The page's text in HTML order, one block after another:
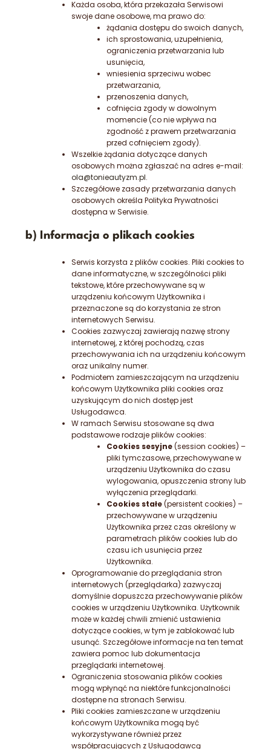
Każda osoba, która przekazała Serwisowi
swoje dane osobowe, ma prawo do:
żądania dostępu do swoich danych,
ich sprostowania, uzupełnienia,
ograniczenia przetwarzania lub
usunięcia,
wniesienia sprzeciwu wobec
przetwarzania,
przenoszenia danych,
cofnięcia zgody w dowolnym
momencie (co nie wpływa na
zgodność z prawem przetwarzania
przed cofnięciem zgody).
Wszelkie żądania dotyczące danych
osobowych można zgłaszać na adres e-mail:
ola@tonieautyzm.pl.
Szczegółowe zasady przetwarzania danych
osobowych określa Polityka Prywatności
dostępna w Serwisie.
b) Informacja o plikach cookies
Serwis korzysta z plików cookies. Pliki cookies to
dane informatyczne, w szczególności pliki
tekstowe, które przechowywane są w
urządzeniu końcowym Użytkownika i
przeznaczone są do korzystania ze stron
internetowych Serwisu.
Cookies zazwyczaj zawierają nazwę strony
internetowej, z której pochodzą, czas
przechowywania ich na urządzeniu końcowym
oraz unikalny numer.
Podmiotem zamieszczającym na urządzeniu
końcowym Użytkownika pliki cookies oraz
uzyskującym do nich dostęp jest
Usługodawca.
W ramach Serwisu stosowane są dwa
podstawowe rodzaje plików cookies:
Cookies sesyjne(session cookies) –
pliki tymczasowe, przechowywane w
urządzeniu Użytkownika do czasu
wylogowania, opuszczenia strony lub
wyłączenia przeglądarki.
Cookies stałe(persistent cookies) –
przechowywane w urządzeniu
Użytkownika przez czas określony w
parametrach plików cookies lub do
czasu ich usunięcia przez
Użytkownika.
Oprogramowanie do przeglądania stron
internetowych (przeglądarka) zazwyczaj
domyślnie dopuszcza przechowywanie plików
cookies w urządzeniu Użytkownika. Użytkownik
może w każdej chwili zmienić ustawienia
dotyczące cookies, w tym je zablokować lub
usunąć. Szczegółowe informacje na ten temat
zawiera pomoc lub dokumentacja
przeglądarki internetowej.
Ograniczenia stosowania plików cookies
mogą wpłynąć na niektóre funkcjonalności
dostępne na stronach Serwisu.
Pliki cookies zamieszczane w urządzeniu
końcowym Użytkownika mogą być
wykorzystywane również przez
współpracujących z Usługodawcą